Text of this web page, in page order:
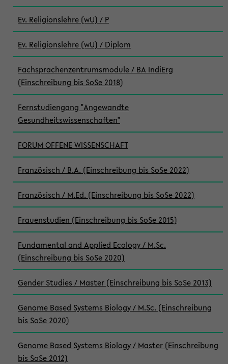
Ev. Religionslehre (wU) / P
Ev. Religionslehre (wU) / Diplom
Fachsprachenzentrumsmodule / BA IndiErg
(Einschreibung bis SoSe 2018)
Fernstudiengang "Angewandte
Gesundheitswissenschaften"
FORUM OFFENE WISSENSCHAFT
Französisch / B.A. (Einschreibung bis SoSe 2022)
Französisch / M.Ed. (Einschreibung bis SoSe 2022)
Frauenstudien (Einschreibung bis SoSe 2015)
Fundamental and Applied Ecology / M.Sc.
(Einschreibung bis SoSe 2020)
Gender Studies / Master (Einschreibung bis SoSe 2013)
Genome Based Systems Biology / M.Sc. (Einschreibung
bis SoSe 2020)
Genome Based Systems Biology / Master (Einschreibung
bis SoSe 2012)